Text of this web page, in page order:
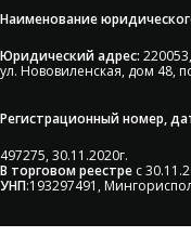
Наименование
Юридический адрес:
ул. Нововиленская, дом 48,
Регистрационный номер,
497275, 30.11.2020г.
В торговом реестре с
УНП:193297491,